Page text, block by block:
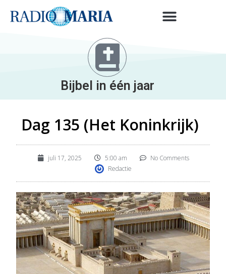
Bijbel in één jaar
Dag 135 (Het Koninkrijk)
juli 17, 2025 5:00 am
No Comments
Redactie